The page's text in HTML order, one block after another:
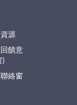
源
饋意
)
絡窗